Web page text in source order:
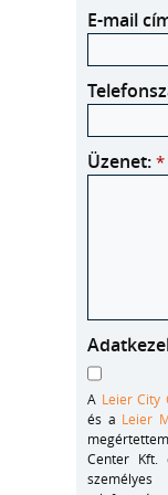
E-mail
Üzenet: *
A Leier City
és a Leier
Center